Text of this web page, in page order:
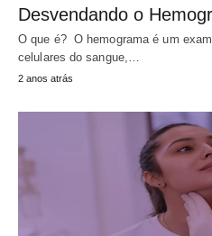
Desvendando o
O que é? O hemograma é um
celulares do sangue,…
2 anos atrás